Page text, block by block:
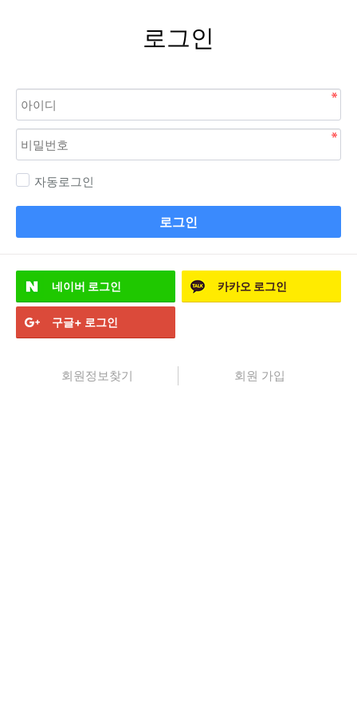
로그인
자동로그인
로그인
네이버 로그인 카카오 로그인
구글+ 로그인
회원정보찾기 회원 가입